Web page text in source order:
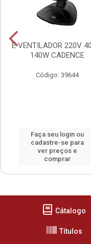
E VENTILADOR 220V
140W CADENCE
Código: 39644
Faça seu login ou
cadastre-se para
ver preços e
comprar
Cátalogo
Títulos